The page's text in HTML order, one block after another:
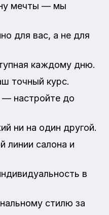
мечты — мы
для вас, а не для
каждому дню.
точный курс.
— настройте до
ни на один другой.
линии салона и
в
стилю за